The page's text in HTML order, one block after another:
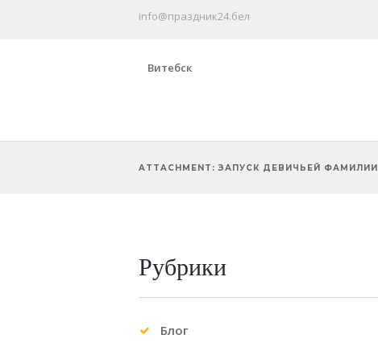
info@праздник24.бел
Витебск
ATTACHMENT: ЗАПУСК ДЕВИЧЬЕЙ ФАМИЛИИ
Рубрики
Блог